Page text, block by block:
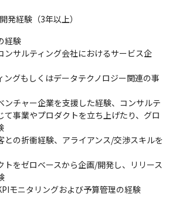
ダー含め、100～200名規模のプロジェク
ニケーションは、4～5名で作られたチーム
の確認は、対面またはTeamsを用いて行
ではRedmineやBacklogなどのツールも活
取りをする場合は、Slackや他のツールを
ます
先輩エンジニアからOJTを受けて業務を行
力
る自社サービスの開発に携われるため、や
発経験（3年以上）
経験
ンサルティング会社におけるサービス企
ングもしくはデータテクノロジー関連の事
ンチャー企業を支援した経験、コンサルテ
て事業やプロダクトを立ち上げたり、グロ
との折衝経験、アライアンス/交渉スキルを
トをゼロベースから企画/開発し、リリース
モニタリングおよび予算管理の経験